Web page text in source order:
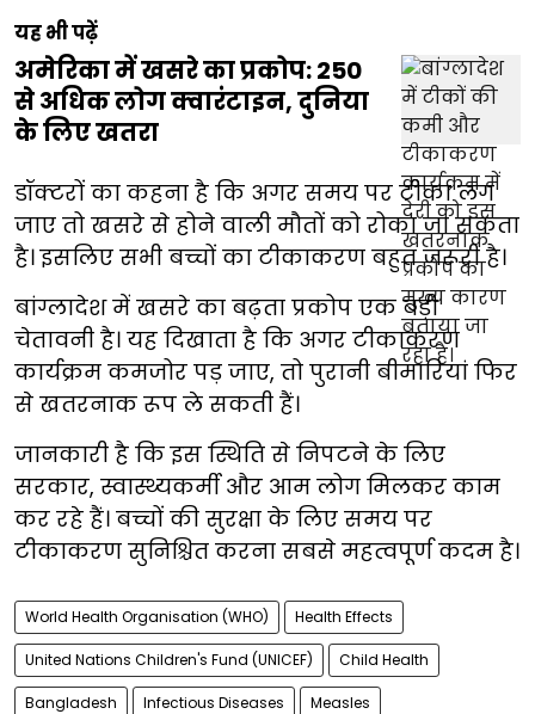
यह भी पढ़ें
अमेरिका में खसरे का प्रकोप: 250
से अधिक लोग क्वारंटाइन, दुनिया
के लिए खतरा
डॉक्टरों का कहना है कि अगर समय पर टीका लग
जाए तो खसरे से होने वाली मौतों को रोका जा सकता
है। इसलिए सभी बच्चों का टीकाकरण बहुत जरूरी है।
बांग्लादेश में खसरे का बढ़ता प्रकोप एक बड़ी
चेतावनी है। यह दिखाता है कि अगर टीकाकरण
कार्यक्रम कमजोर पड़ जाए, तो पुरानी बीमारियां फिर
से खतरनाक रूप ले सकती हैं।
जानकारी है कि इस स्थिति से निपटने के लिए
सरकार, स्वास्थ्यकर्मी और आम लोग मिलकर काम
कर रहे हैं। बच्चों की सुरक्षा के लिए समय पर
टीकाकरण सुनिश्चित करना सबसे महत्वपूर्ण कदम है।
World Health Organisation (WHO) Health Effects
United Nations Children's Fund (UNICEF) Child Health
Bangladesh Infectious Diseases Measles